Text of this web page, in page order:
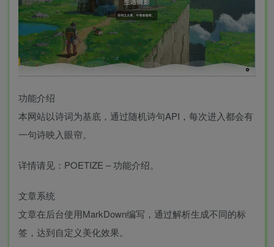
功能介绍
本网站以诗词为基底，通过随机诗句API，每次进入都会有
一句诗映入眼帘。
详情请见：POETIZE – 功能介绍。
文章系统
文章在后台使用MarkDown编写，通过解析生成不同的标
签，达到自定义美化效果。